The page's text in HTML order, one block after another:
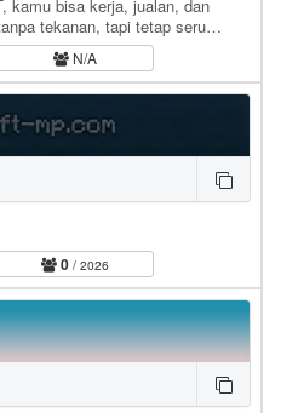
kamu bisa kerja, jualan, dan
tekanan, tapi tetap seru
N/A
0 / 2026